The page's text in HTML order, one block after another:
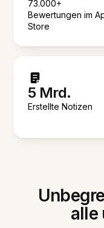
73.000+
Bewertungen im
Store
5 Mrd.
Erstellte Notizen
alle